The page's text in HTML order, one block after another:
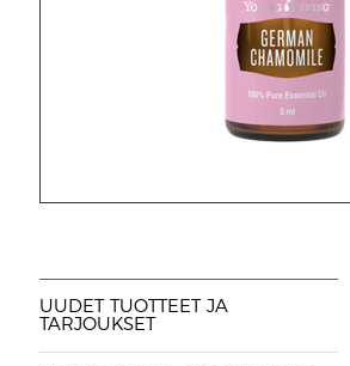
UUDET TUOTTEET JA
TARJOUKSET